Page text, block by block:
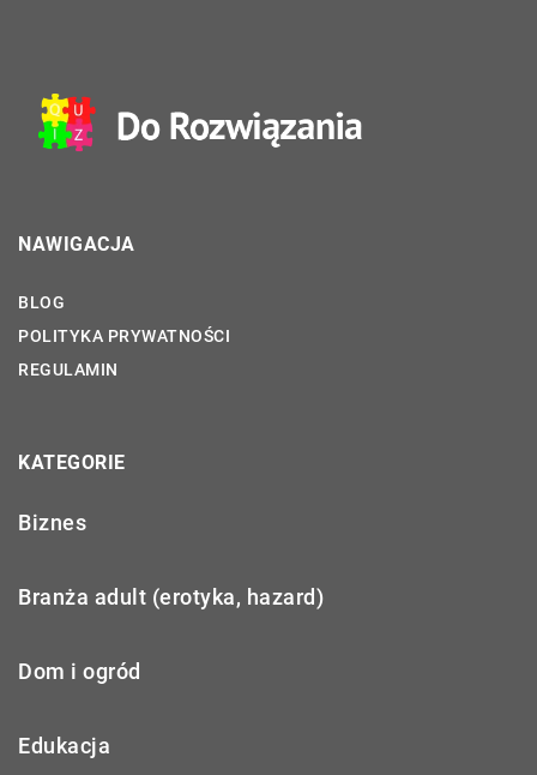
NAWIGACJA
BLOG
POLITYKA PRYWATNOŚCI
REGULAMIN
KATEGORIE
Biznes
Branża adult (erotyka, hazard)
Dom i ogród
Edukacja